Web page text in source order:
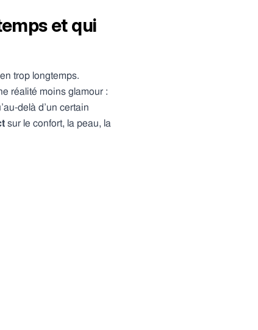
et qui
trop longtemps.
réalité moins glamour :
delà d’un certain
sur le confort, la peau, la